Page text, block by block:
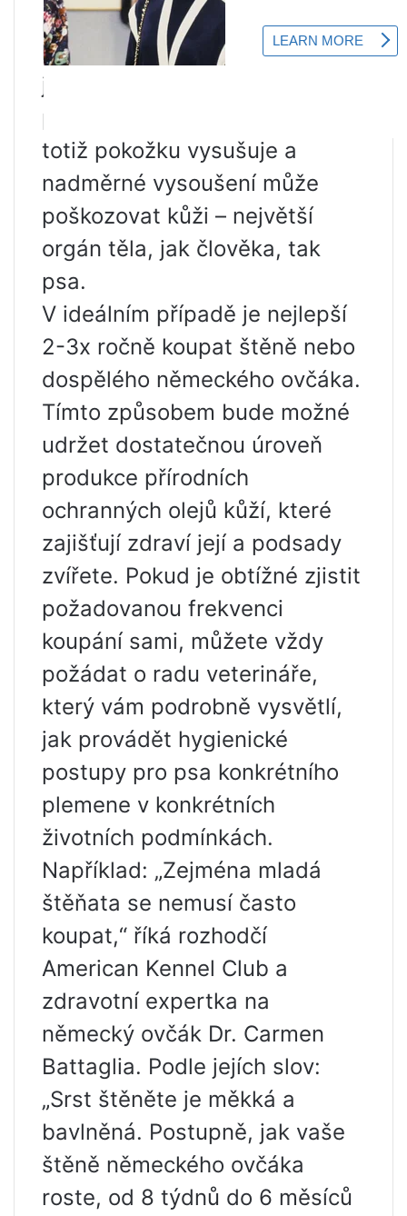
pamlsku atd. Ale časté
koupání může být nebezpečné
jak pro vzhled srsti psa, tak
pro jeho celkové zdraví. Voda
totiž pokožku vysušuje a
nadměrné vysoušení může
poškozovat kůži – největší
orgán těla, jak člověka, tak
psa.
V ideálním případě je nejlepší
2-3x ročně koupat štěně nebo
dospělého německého ovčáka.
Tímto způsobem bude možné
udržet dostatečnou úroveň
produkce přírodních
ochranných olejů kůží, které
zajišťují zdraví její a podsady
zvířete. Pokud je obtížné zjistit
požadovanou frekvenci
koupání sami, můžete vždy
požádat o radu veterináře,
který vám podrobně vysvětlí,
jak provádět hygienické
postupy pro psa konkrétního
plemene v konkrétních
životních podmínkách.
Například: „Zejména mladá
štěňata se nemusí často
koupat,“ říká rozhodčí
American Kennel Club a
zdravotní expertka na
německý ovčák Dr. Carmen
Battaglia. Podle jejích slov:
„Srst štěněte je měkká a
bavlněná. Postupně, jak vaše
štěně německého ovčáka
roste, od 8 týdnů do 6 měsíců